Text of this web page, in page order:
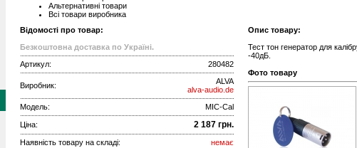
Альтернативні товари
Всі товари виробника
Відомості про товар:
Безкоштовна доставка по Україні.
Артикул:
280482
Виробник:
ALVA
alva-audio.de
Модель:
MIC-Cal
Ціна: 2 187 грн.
Наявність товару на складі: немає
Опис товару:
Тест тон генератор для
-40дБ.
Фото товару